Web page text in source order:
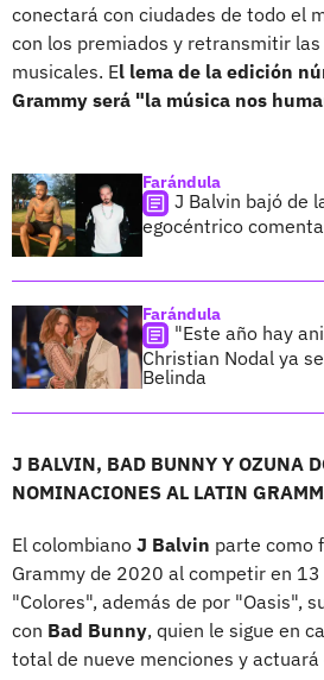
conectará con ciudades de todo el
con los premiados y retransmitir
musicales. El lema de la edición
Grammy será "la música nos
Farándula
J Balvin bajó de
egocéntrico
Farándula
"Este año hay
Christian Nodal ya
Belinda
J BALVIN, BAD BUNNY Y OZUNA
NOMINACIONES AL LATIN
El colombiano J Balvin parte como
Grammy de 2020 al competir en
"Colores", además de por "Oasis",
con Bad Bunny, quien le sigue en
total de nueve menciones y actuará